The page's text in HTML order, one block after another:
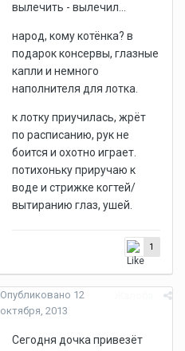
вылечить - вылечил...
народ, кому котёнка? в
подарок консервы, глазные
капли и немного
наполнителя для лотка.
к лотку приучилась, жрёт
по расписанию, рук не
боится и охотно играет.
потихоньку приручаю к
воде и стрижке когтей/
вытиранию глаз, ушей.
1
Опубликовано 12
октября, 2013
Сегодня дочка привезёт